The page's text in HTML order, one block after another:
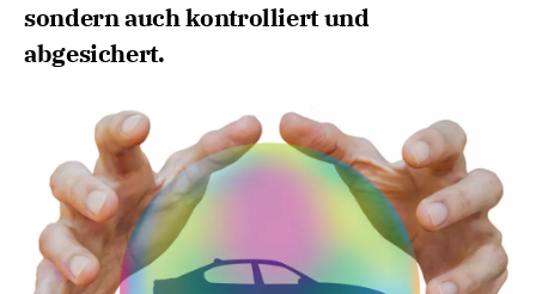
sondern auch kontrolliert und
abgesichert.